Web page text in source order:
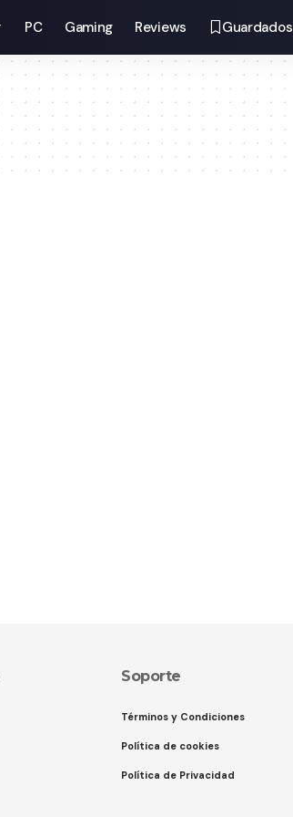
PC Gaming Reviews Guardados
Soporte
Términos y Condiciones
Política de cookies
Política de Privacidad